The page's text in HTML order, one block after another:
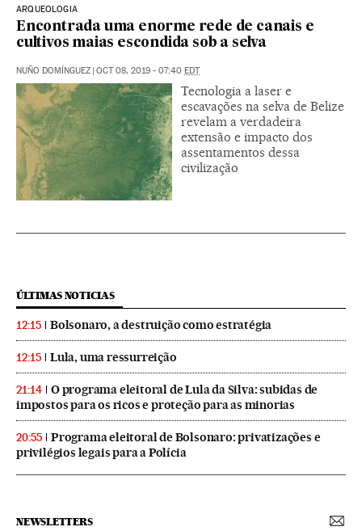
ARQUEOLOGIA
Encontrada uma enorme rede de canais e
cultivos maias escondida sob a selva
NUÑO DOMÍNGUEZ | OCT 08, 2019 - 07:40 EDT
Tecnologia a laser e
escavações na selva de Belize
revelam a verdadeira
extensão e impacto dos
assentamentos dessa
civilização
ÚLTIMAS NOTICIAS
12:15 Bolsonaro, a destruição como estratégia
12:15 Lula, uma ressurreição
21:14
O programa eleitoral de Lula da Silva: subidas de
impostos para os ricos e proteção para as minorias
20:55
Programa eleitoral de Bolsonaro: privatizações e
privilégios legais para a Polícia
NEWSLETTERS